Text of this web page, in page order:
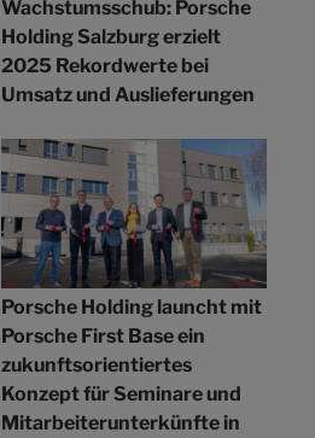
Wachstumsschub: Porsche
Holding Salzburg erzielt
2025 Rekordwerte bei
Umsatz und Auslieferungen
Porsche Holding launcht mit
Porsche First Base ein
zukunftsorientiertes
Konzept für Seminare und
Mitarbeiterunterkünfte in